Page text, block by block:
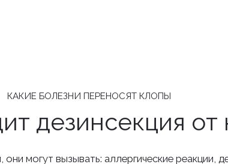
КАКИЕ БОЛЕЗНИ ПЕРЕНОСЯТ КЛОПЫ
дезинсекция от
могут вызывать: аллергические реакции,